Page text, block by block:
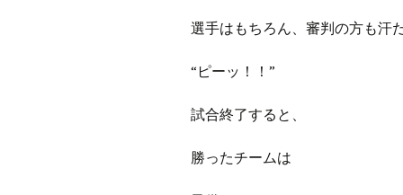
選手はもちろん、審判の方も汗
“ピーッ！！”
試合終了すると、
勝ったチームは